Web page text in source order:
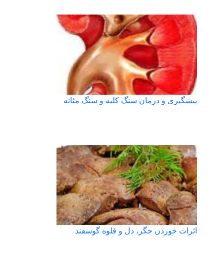
پیشگیری و درمان سنگ کلیه و سنگ مثانه
اثرات خوردن جگر، دل و قلوه گوسفند